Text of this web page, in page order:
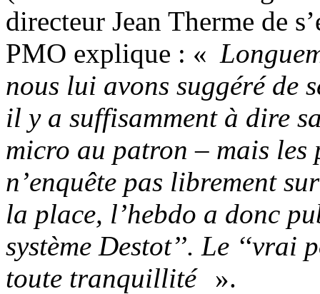
directeur Jean Therme de
PMO explique : «
nous lui avons suggéré de
il y a suffisamment à dire
micro au patron – mais les
n’enquête pas librement
la place, l’hebdo a donc
système Destot’’. Le
toute tranquillité ».